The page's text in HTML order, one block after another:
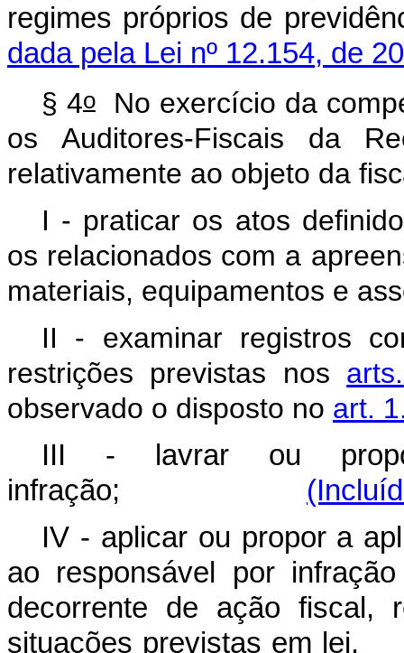
regimes próprios de
dada pela Lei nº 12.154, de
§ 4o No exercício da
os
Auditores-Fiscais da
relativamente ao objeto da
I - praticar os atos
os relacionados com a
materiais, equipamentos e
II
- examinar registros
restrições previstas nos arts.
observado o disposto no art.
III - lavrar ou
infração;
IV - aplicar ou propor a
ao responsável por
decorrente de ação fiscal,
situações previstas